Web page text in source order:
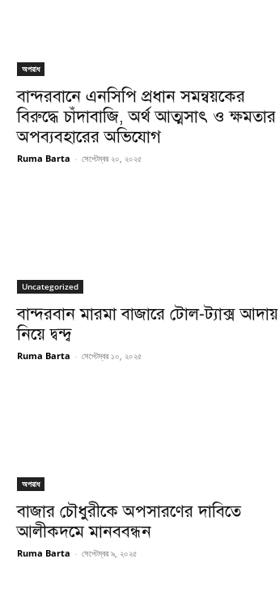
অপরাধ
বান্দরবানে এনসিপি প্রধান সমন্বয়কের
বিরুদ্ধে চাঁদাবাজি, অর্থ আত্মসাৎ ও ক্ষমতার
অপব্যবহারের অভিযোগ
Ruma Barta - সেপ্টেম্বর ২০, ২০২৫
Uncategorized
বান্দরবান মারমা বাজারে টোল-ট্যাক্স আদায়
নিয়ে দ্বন্দ্ব
Ruma Barta - সেপ্টেম্বর ১০, ২০২৫
অপরাধ
বাজার চৌধুরীকে অপসারণের দাবিতে
আলীকদমে মানববন্ধন
Ruma Barta - সেপ্টেম্বর ৯, ২০২৫